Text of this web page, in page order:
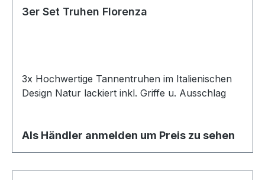
3er Set Truhen Florenza
3x Hochwertige Tannentruhen im Italienischen
Design Natur lackiert inkl. Griffe u. Ausschlag
Als Händler anmelden um Preis zu sehen